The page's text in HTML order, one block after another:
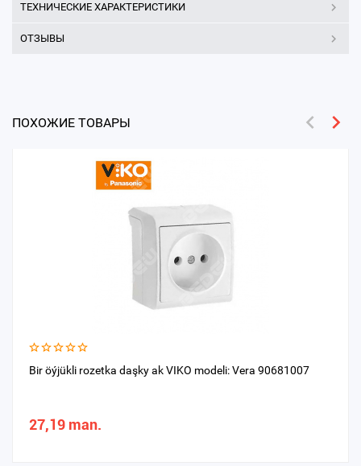
ТЕХНИЧЕСКИЕ ХАРАКТЕРИСТИКИ
ОТЗЫВЫ
ПОХОЖИЕ ТОВАРЫ
Bir öýjükli rozetka daşky ak VIKO modeli: Vera 90681007
27,19 man.